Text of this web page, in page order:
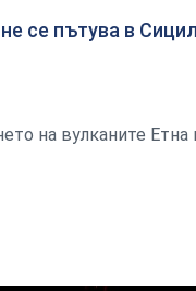
се пътува в
на вулканите Етна